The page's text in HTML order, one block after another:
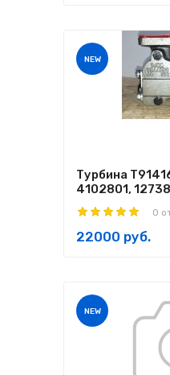
NEW
Турбина
4102801,
0
22000 руб.
NEW